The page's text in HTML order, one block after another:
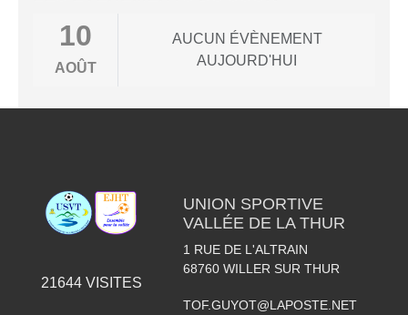
10
AOÛT
AUCUN ÉVÈNEMENT
AUJOURD'HUI
21644VISITES
UNION SPORTIVE
VALLÉE DE LA THUR
1 RUE DE L'ALTRAIN
68760 WILLER SUR THUR
TOF.GUYOT@LAPOSTE.NET